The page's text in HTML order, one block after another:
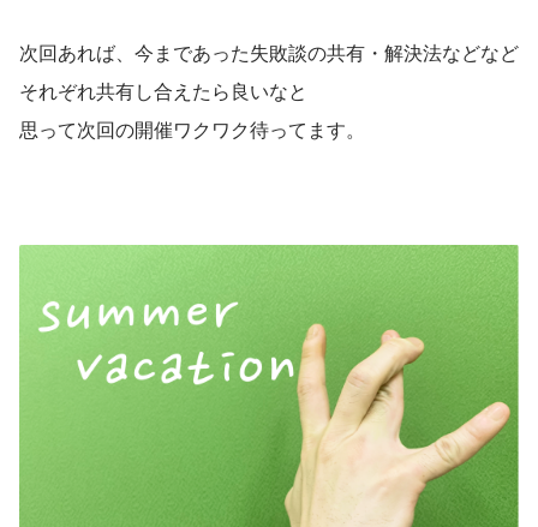
次回あれば、今まであった失敗談の共有・解決法などなど
それぞれ共有し合えたら良いなと
思って次回の開催ワクワク待ってます。